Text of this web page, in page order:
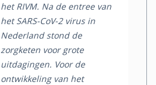
het RIVM. Na de entree van
het SARS-CoV-2 virus in
Nederland stond de
zorgketen voor grote
uitdagingen. Voor de
ontwikkeling van het